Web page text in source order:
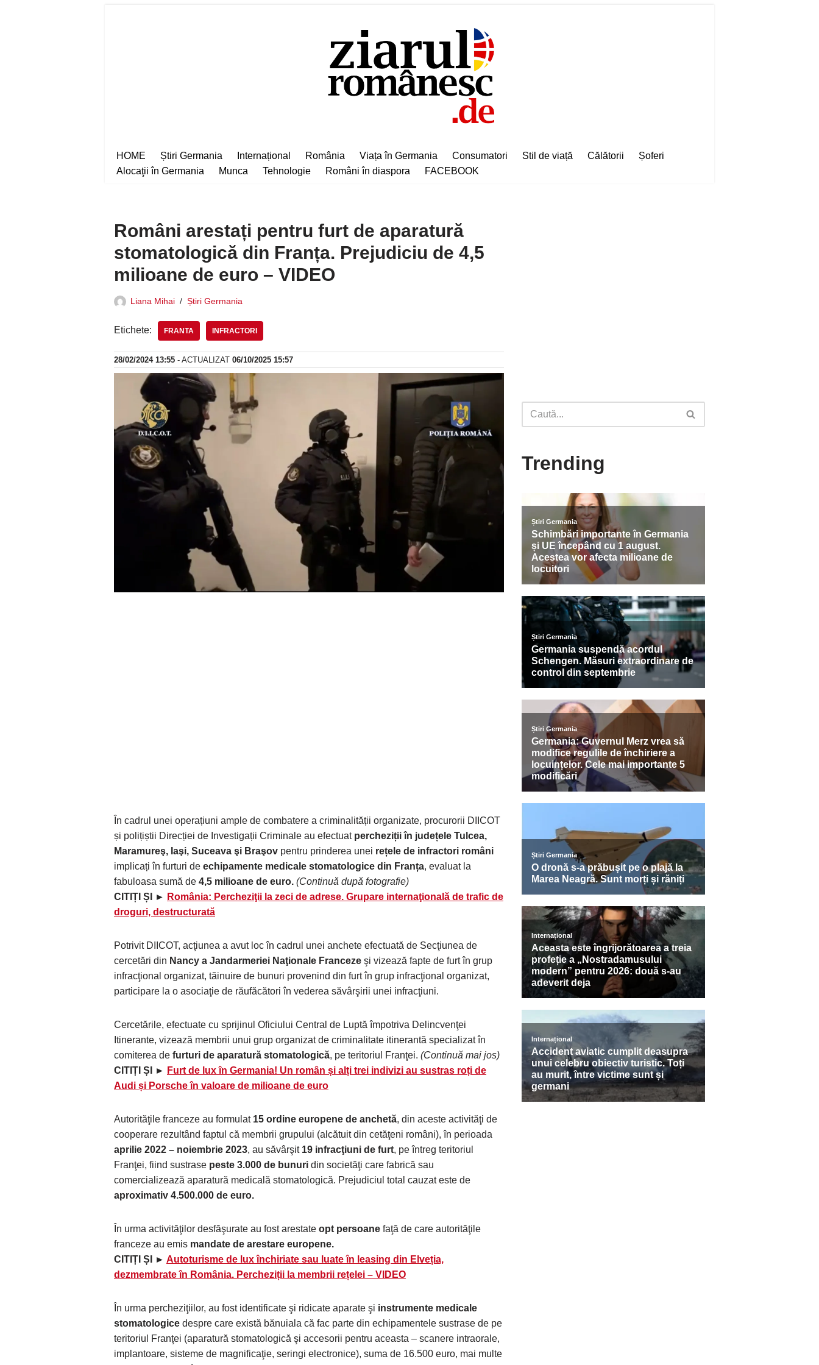
HOME Știri Germania Internațional România Viața în Germania Consumatori Stil de viață Călătorii
Șoferi
Alocaţii în Germania
Munca Tehnologie Români în diaspora FACEBOOK
Români arestați pentru furt de aparatură
stomatologică din Franța. Prejudiciu de 4,5
milioane de euro – VIDEO
Liana Mihai Știri Germania
Etichete: FRANTA INFRACTORI
28/02/2024 13:55 - ACTUALIZAT 06/10/2025 15:57
În cadrul unei operațiuni ample de combatere a criminalității organizate, procurorii DIICOT
și polițiștii Direcției de Investigații Criminale au efectuat percheziții în județele Tulcea,
Maramureş, Iaşi, Suceava şi Braşov pentru prinderea unei rețele de infractori români
implicați în furturi de echipamente medicale stomatologice din Franța, evaluat la
fabuloasa sumă de 4,5 milioane de euro. (Continuă după fotografie)
CITIȚI ȘI ► România: Percheziţii la zeci de adrese. Grupare internaţională de trafic de
droguri, destructurată
Potrivit DIICOT, acţiunea a avut loc în cadrul unei anchete efectuată de Secţiunea de
cercetări din Nancy a Jandarmeriei Naţionale Franceze şi vizează fapte de furt în grup
infracţional organizat, tăinuire de bunuri provenind din furt în grup infracţional organizat,
participare la o asociaţie de răufăcători în vederea săvârşirii unei infracţiuni.
Cercetările, efectuate cu sprijinul Oficiului Central de Luptă împotriva Delincvenţei
Itinerante, vizează membrii unui grup organizat de criminalitate itinerantă specializat în
comiterea de furturi de aparatură stomatologică, pe teritoriul Franţei. (Continuă mai jos)
CITIȚI ȘI ► Furt de lux în Germania! Un român și alți trei indivizi au sustras roți de
Audi și Porsche în valoare de milioane de euro
Autorităţile franceze au formulat 15 ordine europene de anchetă, din aceste activităţi de
cooperare rezultând faptul că membrii grupului (alcătuit din cetăţeni români), în perioada
aprilie 2022 – noiembrie 2023, au săvârşit 19 infracţiuni de furt, pe întreg teritoriul
Franţei, fiind sustrase peste 3.000 de bunuri din societăţi care fabrică sau
comercializează aparatură medicală stomatologică. Prejudiciul total cauzat este de
aproximativ 4.500.000 de euro.
În urma activităţilor desfăşurate au fost arestate opt persoane faţă de care autorităţile
franceze au emis mandate de arestare europene.
CITIȚI ȘI ► Autoturisme de lux închiriate sau luate în leasing din Elveția,
dezmembrate în România. Percheziții la membrii rețelei – VIDEO
În urma percheziţiilor, au fost identificate şi ridicate aparate şi instrumente medicale
stomatologice despre care există bănuiala că fac parte din echipamentele sustrase de pe
teritoriul Franţei (aparatură stomatologică şi accesorii pentru aceasta – scanere intraorale,
implantoare, sisteme de magnificaţie, seringi electronice), suma de 16.500 euro, mai multe
Trending